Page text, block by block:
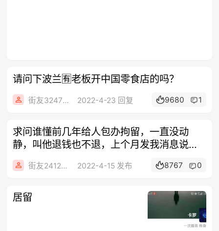
请问下波兰🈶老板开中国零食店的吗？
街友32473963 2022-4-23 回复 9680 1
求问谁懂前几年给人包办拘留，一直没动
静，叫他退钱也不退，上个月发我消息说办
理成功
街友24124046 2022-4-15 发布 8767 0
居留